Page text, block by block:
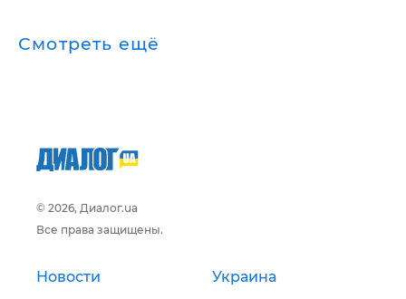
Смотреть ещё
© 2026, Диалог.ua
Все права защищены.
Новости Украина